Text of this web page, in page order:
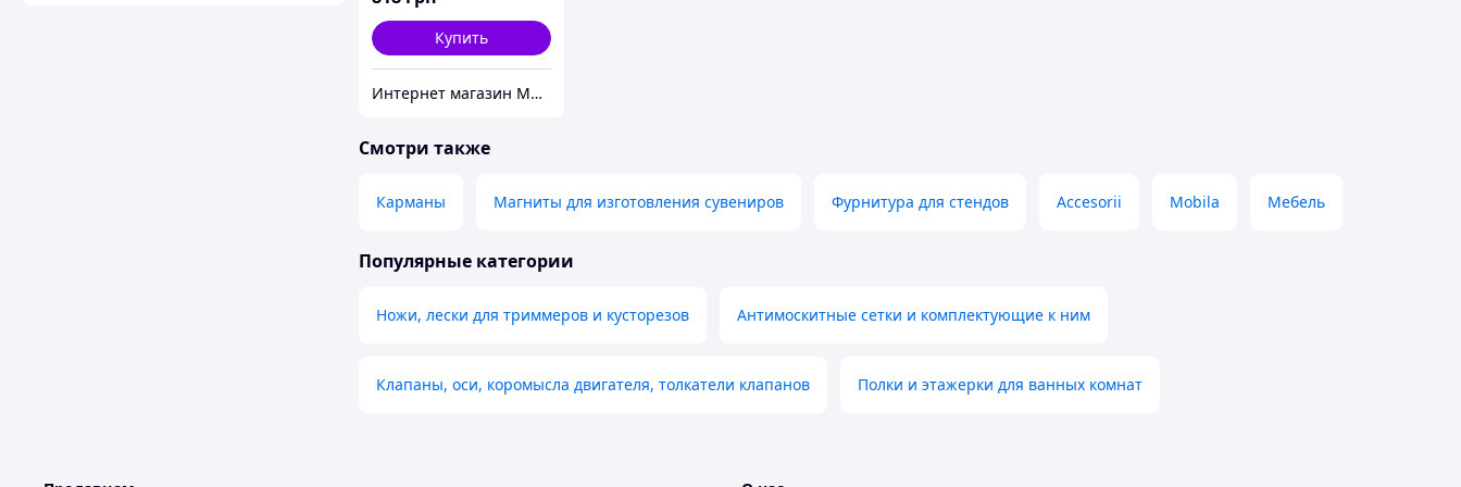
Купить
Интернет магазин Мир стендов. Товары из Украины
Смотри также
Карманы Магниты для изготовления сувениров Фурнитура для стендов Accesorii Mobila Мебель
Популярные категории
Ножи, лески для триммеров и кусторезов Антимоскитные сетки и комплектующие к ним
Клапаны, оси, коромысла двигателя, толкатели клапанов Полки и этажерки для ванных комнат